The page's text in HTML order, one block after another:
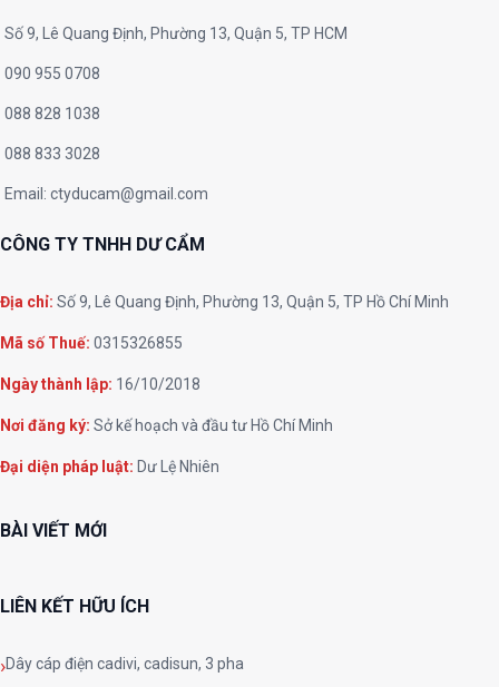
Số 9, Lê Quang Định, Phường 13, Quận 5, TP HCM
090 955 0708
088 828 1038
088 833 3028
Email: ctyducam@gmail.com
CÔNG TY TNHH DƯ CẨM
Địa chỉ: Số 9, Lê Quang Định, Phường 13, Quận 5, TP Hồ Chí Minh
Mã số Thuế: 0315326855
Ngày thành lập: 16/10/2018
Nơi đăng ký: Sở kế hoạch và đầu tư Hồ Chí Minh
Đại diện pháp luật: Dư Lệ Nhiên
BÀI VIẾT MỚI
LIÊN KẾT HỮU ÍCH
Dây cáp điện cadivi, cadisun, 3 pha